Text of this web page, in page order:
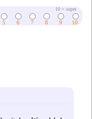
10 = super
5 6 7 8 9 10